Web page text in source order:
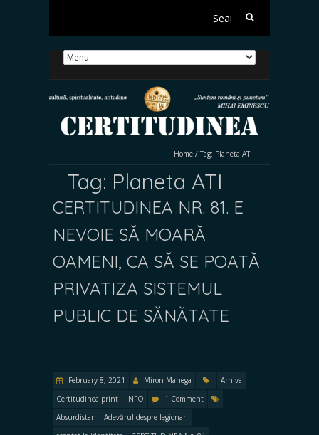
Search
Home / Tag: Planeta ATI
Tag: Planeta ATI
CERTITUDINEA NR. 81. E
NEVOIE SĂ MOARĂ
OAMENI, CA SĂ SE POATĂ
PRIVATIZA SISTEMUL
PUBLIC DE SĂNĂTATE
February 8, 2021 Miron Manega
Arhiva
Certitudinea print
INFO
1 Comment
Absurdistan
Adevărul despre legionari